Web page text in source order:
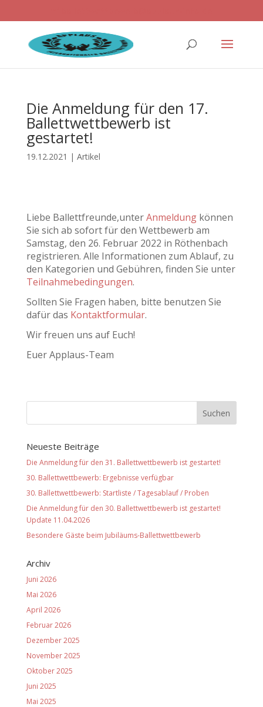
Die Anmeldung für den 17.
Ballettwettbewerb ist
gestartet!
19.12.2021 | Artikel
Liebe Ballettfreunde,unterAnmeldungkönnen
Sie sich ab sofort für den Wettbewerb am
Samstag, den 26. Februar 2022 in Röthenbach
registrieren. Alle Informationen zum Ablauf, zu
den Kategorien und Gebühren, finden Sie unter
Teilnahmebedingungen.
Sollten Sie Fragen haben, bitte benutzen Sie
dafür das Kontaktformular.
Wir freuen uns auf Euch!
Euer Applaus-Team
Neueste Beiträge
Die Anmeldung für den 31. Ballettwettbewerb ist gestartet!
30. Ballettwettbewerb: Ergebnisse verfügbar
30. Ballettwettbewerb: Startliste / Tagesablauf / Proben
Die Anmeldung für den 30. Ballettwettbewerb ist gestartet!
Update 11.04.2026
Besondere Gäste beim Jubiläums-Ballettwettbewerb
Archiv
Juni 2026
Mai 2026
April 2026
Februar 2026
Dezember 2025
November 2025
Oktober 2025
Juni 2025
Mai 2025